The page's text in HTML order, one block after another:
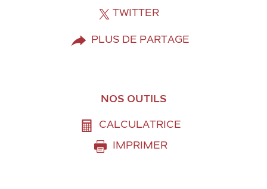
TWITTER
PLUS DE PARTAGE
NOS OUTILS
CALCULATRICE
IMPRIMER